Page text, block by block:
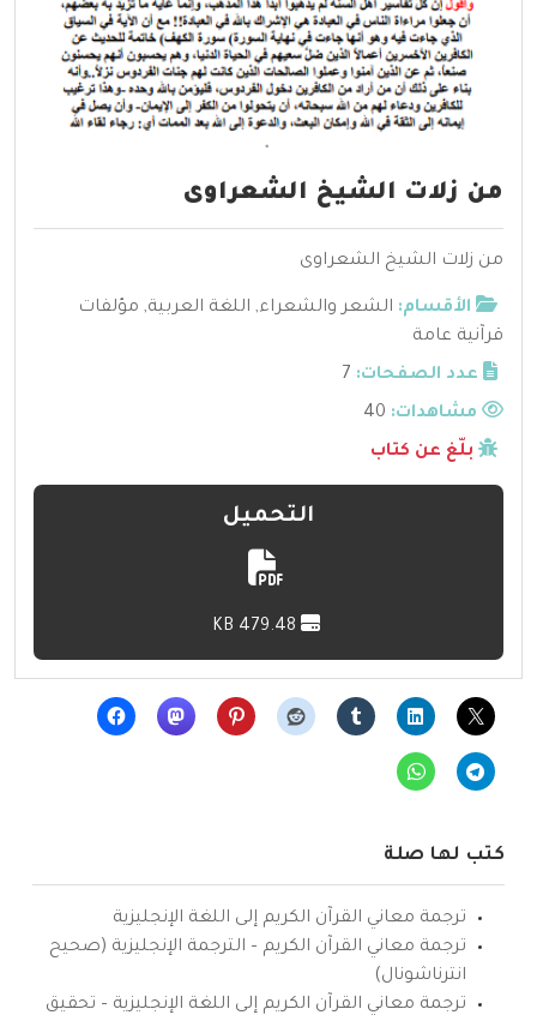
من زلات الشيخ الشعراوى
من زلات الشيخ الشعراوى
الأقسام: الشعر والشعراء, اللغة العربية, مؤلفات
قرآنية عامة
عدد الصفحات: 7
مشاهدات:
بلّغ عن كتاب
التحميل
كتب لها صلة
ترجمة معاني القرآن الكريم إلى اللغة الإنجليزية
ترجمة معاني القرآن الكريم – الترجمة الإنجليزية (صحيح
انترناشونال)
ترجمة معاني القرآن الكريم إلى اللغة الإنجليزية – تحقيق